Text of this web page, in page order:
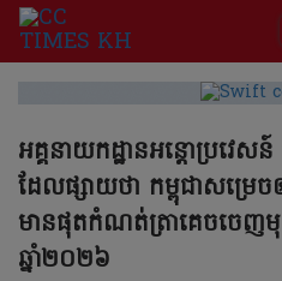
អគ្គនាយកដ្ឋានអន្តោប្រវេ
ដែលផ្សាយថា កម្ពុជាសម្រេ
មានផុតកំណត់ត្រាគេចចេញ
ឆ្នាំ២០២៦